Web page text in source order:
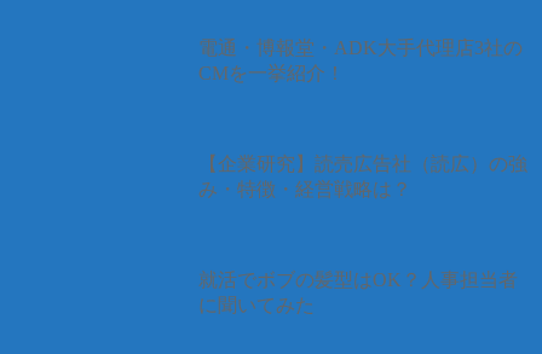
電通・博報堂・ADK大手代理店3社の
CMを一挙紹介！
【企業研究】読売広告社（読広）の強
み・特徴・経営戦略は？
就活でボブの髪型はOK？人事担当者
に聞いてみた